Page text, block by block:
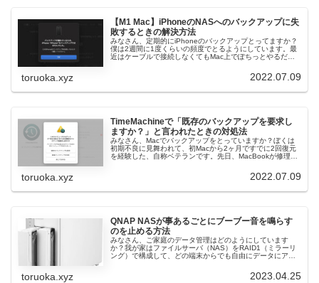
【M1 Mac】iPhoneのNASへのバックアップに失
敗するときの解決方法
みなさん、定期的にiPhoneのバックアップとってますか？
僕は2週間に1度くらいの頻度でとるようにしています。最
近はケーブルで接続しなくてもMac上でぽちっとやるだけ
toruoka.xyz 2022.07.09
TimeMachineで「既存のバックアップを要求し
ますか？」と言われたときの対処法
みなさん、Macでバックアップをとっていますか？ぼくは
初期不良に見舞われて、初Macから2ヶ月ですでに2回復元
を経験した、自称ベテランです。先日、MacBookが修理か
toruoka.xyz 2022.07.09
QNAP NASが事あるごとにブーブー音を鳴らす
のを止める方法
みなさん、ご家庭のデータ管理はどのようにしています
か？我が家はファイルサーバ（NAS）をRAID1（ミラーリ
ング）で構成して、どの端末からでも自由にデータにアク
toruoka.xyz 2023.04.25